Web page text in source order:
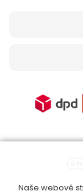
Naše webové